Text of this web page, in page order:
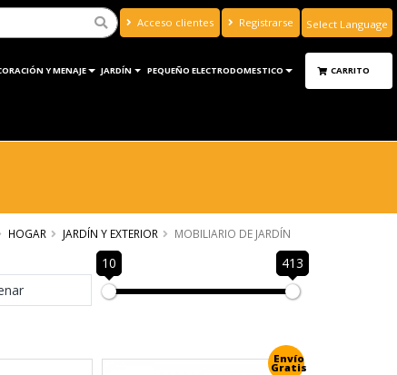
Acceso clientes Registrarse
Translate
Y MENAJE JARDÍN PEQUEÑO ELECTRODOMESTICO CARRITO
HOGAR JARDÍN Y EXTERIOR MOBILIARIO DE JARDÍN
10 413
Envío
Gratis